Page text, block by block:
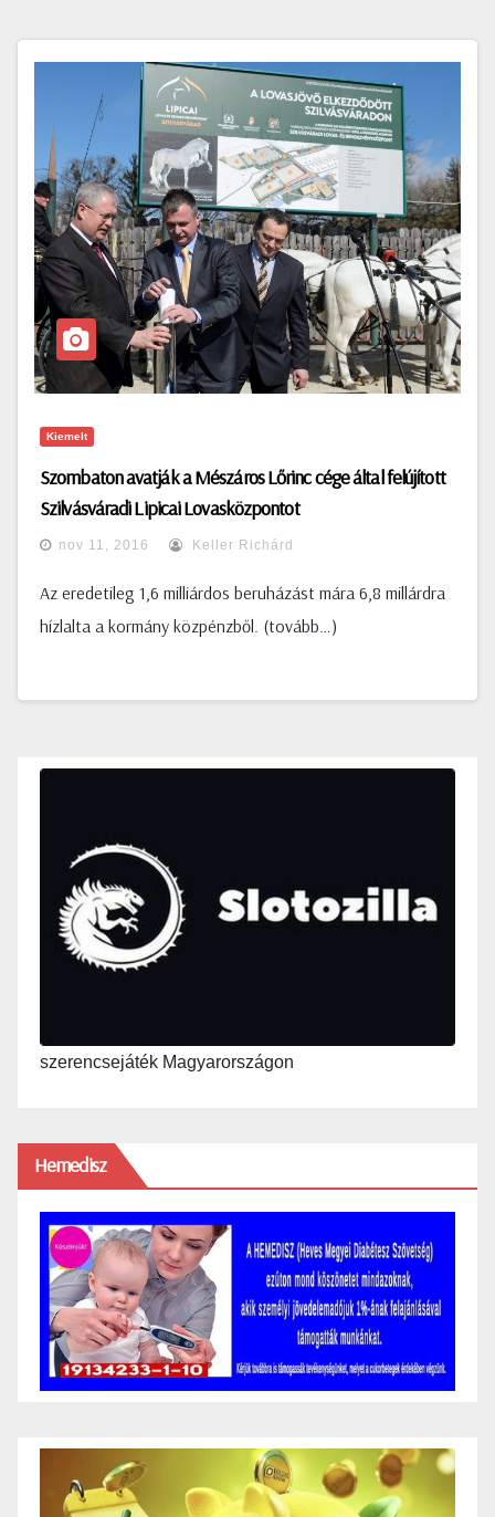
Kiemelt
Szombaton avatják a Mészáros Lőrinc cége által felújított
Szilvásváradi Lipicai Lovasközpontot
nov 11, 2016 Keller Richárd
Az eredetileg 1,6 milliárdos beruházást mára 6,8 millárdra
hízlalta a kormány közpénzből. (tovább…)
szerencsejáték Magyarországon
Hemedisz